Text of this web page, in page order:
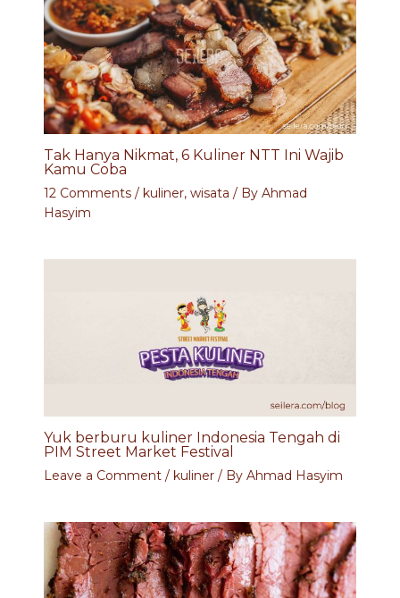
Tak Hanya Nikmat, 6 Kuliner NTT Ini Wajib
Kamu Coba
12 Comments / kuliner, wisata / By Ahmad
Hasyim
Yuk berburu kuliner Indonesia Tengah di
PIM Street Market Festival
Leave a Comment / kuliner/ By Ahmad Hasyim